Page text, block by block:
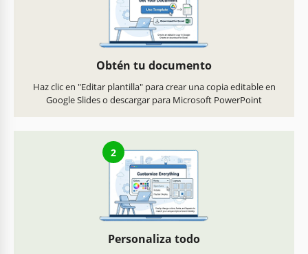
Obtén tu documento
Haz clic en "Editar plantilla" para crear una copia editable en
Google Slides o descargar para Microsoft PowerPoint
2
Personaliza todo